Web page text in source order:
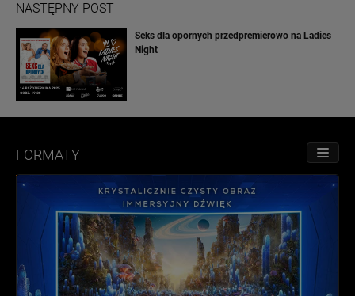
NASTĘPNY POST
Seks dla opornych przedpremierowo na Ladies
Night
FORMATY